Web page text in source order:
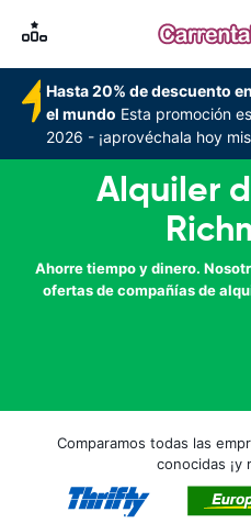
Hasta 20% de descuento
el mundo Esta promoción
2026 - ¡aprovéchala hoy
Alquiler
Ahorre tiempo y dinero.
ofertas de compañías de
Comparamos todas las
conocidas ¡y